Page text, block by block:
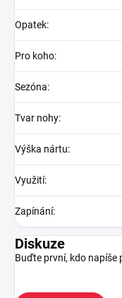
Opatek:
Pro koho:
Sezóna:
Tvar nohy:
Výška nártu:
Využití:
Zapínání:
Diskuze
Buďte první, kdo napíše